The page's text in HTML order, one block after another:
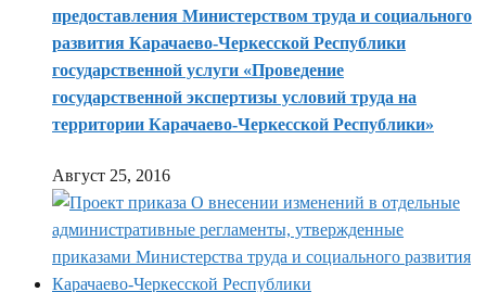
предоставления Министерством труда и социального
развития Карачаево-Черкесской Республики
государственной услуги «Проведение
государственной экспертизы условий труда на
территории Карачаево-Черкесской Республики»
Август 25, 2016